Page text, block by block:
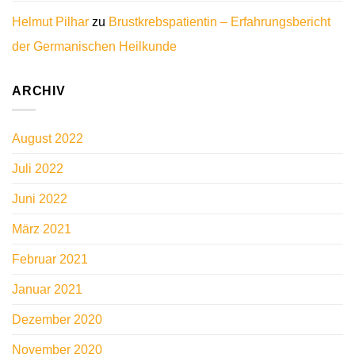
Helmut Pilhar zu Brustkrebspatientin – Erfahrungsbericht
der Germanischen Heilkunde
ARCHIV
August 2022
Juli 2022
Juni 2022
März 2021
Februar 2021
Januar 2021
Dezember 2020
November 2020